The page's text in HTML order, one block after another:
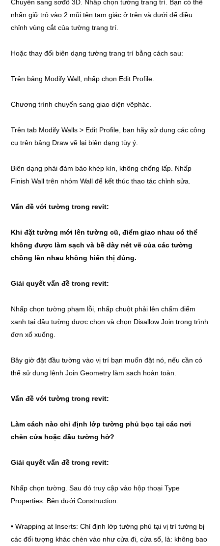
Chuyển sang sơđồ 3D. Nhấp chọn tường trang trí. Bạn có thể
nhấn giữ trỏ vào 2 mũi tên tam giác ở trên và dưới để điều
chỉnh vùng cắt của tường trang trí.
Hoặc thay đổi biên dạng tường trang trí bằng cách sau:
Trên bảng Modify Wall, nhấp chọn Edit Profile.
Chương trình chuyển sang giao diện vẽphác.
Trên tab Modify Walls > Edit Profile, bạn hãy sử dụng các công
cụ trên bảng Draw vẽ lại biên dạng tùy ý.
Biên dạng phải đảm bảo khép kín, không chống lấp. Nhấp
Finish Wall trên nhóm Wall để kết thúc thao tác chỉnh sửa.
Vấn đề với tường trong revit:
Khi đặt tường mới lên tường cũ, điểm giao nhau có thể
không được làm sạch và bề dày nét vẽ của các tường
chồng lên nhau không hiển thị đúng.
Giải quyết vấn đề trong revit:
Nhấp chọn tường phạm lỗi, nhấp chuột phải lên chấm điểm
xanh tại đầu tường được chọn và chọn Disallow Join trong trình
đơn xổ xuống.
Bây giờ đặt đầu tường vào vị trí bạn muốn đặt nó, nếu cần có
thể sử dụng lệnh Join Geometry làm sạch hoàn toàn.
Vấn đề với tường trong revit:
Làm cách nào chỉ định lớp tường phủ bọc tại các nơi
chèn cửa hoặc đầu tường hở?
Giải quyết vấn đề trong revit:
Nhấp chọn tường. Sau đó truy cập vào hộp thoại Type
Properties. Bên dưới Construction.
• Wrapping at Inserts: Chỉ định lớp tường phủ tại vị trí tường bị
các đối tượng khác chèn vào như cửa đi, cửa sổ, là: không bao